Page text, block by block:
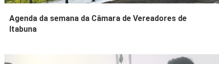
Agenda da semana da Câmara de Vereadores de
Itabuna